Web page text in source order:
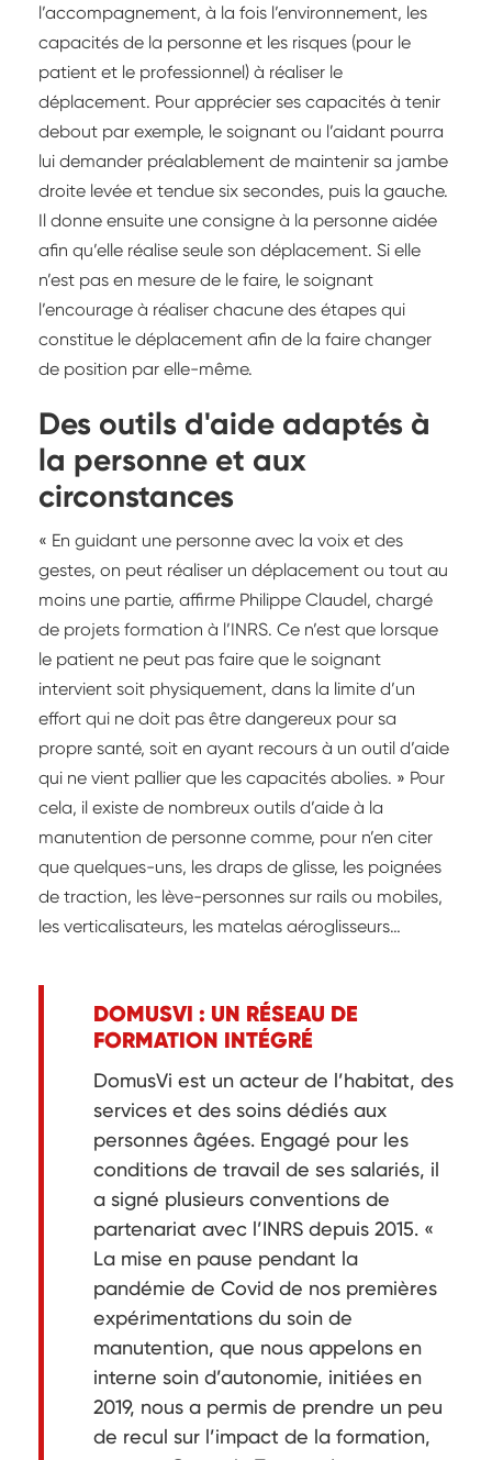
l’accompagnement, à la fois l’environnement, les
capacités de la personne et les risques (pour le
patient et le professionnel) à réaliser le
déplacement. Pour apprécier ses capacités à tenir
debout par exemple, le soignant ou l’aidant pourra
lui demander préalablement de maintenir sa jambe
droite levée et tendue six secondes, puis la gauche.
Il donne ensuite une consigne à la personne aidée
afin qu’elle réalise seule son déplacement. Si elle
n’est pas en mesure de le faire, le soignant
l’encourage à réaliser chacune des étapes qui
constitue le déplacement afin de la faire changer
de position par elle-même.
Des outils d'aide adaptés à
la personne et aux
circonstances
« En guidant une personne avec la voix et des
gestes, on peut réaliser un déplacement ou tout au
moins une partie, affirme Philippe Claudel, chargé
de projets formation à l’INRS. Ce n’est que lorsque
le patient ne peut pas faire que le soignant
intervient soit physiquement, dans la limite d’un
effort qui ne doit pas être dangereux pour sa
propre santé, soit en ayant recours à un outil d’aide
qui ne vient pallier que les capacités abolies. » Pour
cela, il existe de nombreux outils d’aide à la
manutention de personne comme, pour n’en citer
que quelques-uns, les draps de glisse, les poignées
de traction, les lève-personnes sur rails ou mobiles,
les verticalisateurs, les matelas aéroglisseurs…
DOMUSVI : UN RÉSEAU DE
FORMATION INTÉGRÉ
DomusVi est un acteur de l’habitat, des
services et des soins dédiés aux
personnes âgées. Engagé pour les
conditions de travail de ses salariés, il
a signé plusieurs conventions de
partenariat avec l’INRS depuis 2015. «
La mise en pause pendant la
pandémie de Covid de nos premières
expérimentations du soin de
manutention, que nous appelons en
interne soin d’autonomie, initiées en
2019, nous a permis de prendre un peu
de recul sur l’impact de la formation,